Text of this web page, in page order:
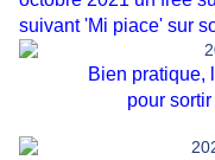
suivant 'Mi piace' sur
Bien pratique,
pour